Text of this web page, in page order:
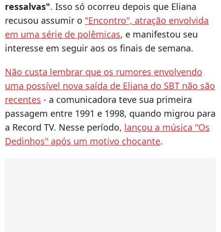
ressalvas". Isso só ocorreu depois que Eliana
recusou assumir o "Encontro", atração envolvida
em uma série de polêmicas, e manifestou seu
interesse em seguir aos os finais de semana.
Não custa lembrar que os rumores envolvendo
uma possível nova saída de Eliana do SBT não são
recentes - a comunicadora teve sua primeira
passagem entre 1991 e 1998, quando migrou para
a Record TV. Nesse período, lançou a música "Os
Dedinhos" após um motivo chocante.